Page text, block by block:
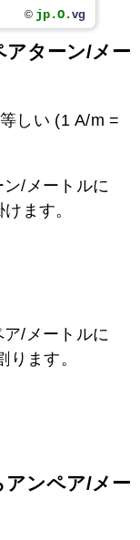
© jp.O.vg
ターン/メー
しい (1 A/m =
/メートルに
ます。
/メートルに
ます。
ンペア/メー